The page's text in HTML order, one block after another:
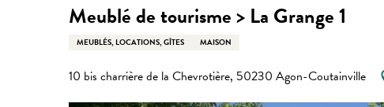
Meublé de tourisme > La Grange 1
MEUBLÉS, LOCATIONS, GÎTES MAISON
10 bis charrière de la Chevrotière, 50230 Agon-Coutainville